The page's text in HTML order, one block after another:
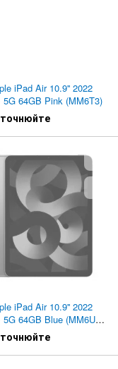
iPad Air 10.9'' 2022
5G 64GB Pink (MM6T3)
iPad Air 10.9'' 2022
5G 64GB Blue (MM6U3,